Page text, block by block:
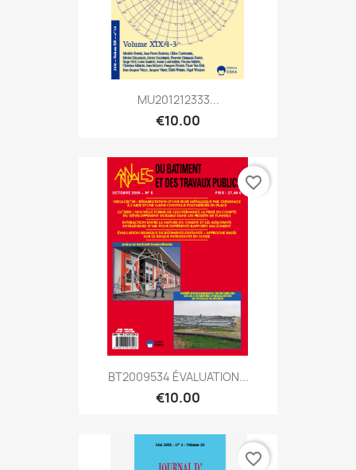
MU201212333...
€10.00
BT2009534 ÉVALUATION...
€10.00
favorite_border
favorite_border